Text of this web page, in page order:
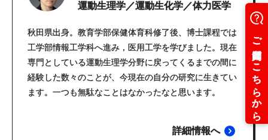
運動生理学／運動生化学／体力医学
秋田県出身。教育学部保健体育科修了後、博士課程では
工学部情報工学科へ進み，医用工学を学びました。現在
専門としている運動生理学分野に戻ってくるまでの間に
経験した数々のことが、今現在の自分の研究に生きてい
ます。一つも無駄なことはなかったなと思います。
詳細情報へ